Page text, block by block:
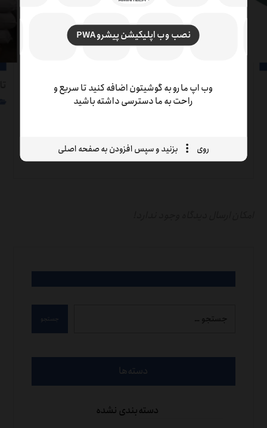
نصب وب اپلیکیشن پیشرو PWA
وب اپ ما رو به گوشیتون اضافه کنید تا سریع و
راحت به ما دسترسی داشته باشید
روی بزنید و سپس افزودن به صفحه اصلی
دستگاه اسپری درایر (Spray Drying)؛ در تولید
کودهای پودری
جستجو
دسته‌ها
دسته‌بندی نشده